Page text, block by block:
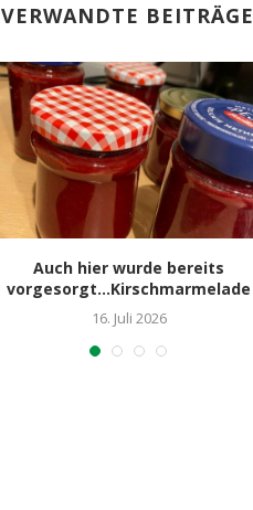
VERWANDTE BEITRÄGE
Auch hier wurde bereits
vorgesorgt…Kirschmarmelade
16. Juli 2026